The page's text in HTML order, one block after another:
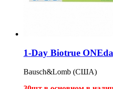
1-Day Biotrue
Bausch&Lomb (США)